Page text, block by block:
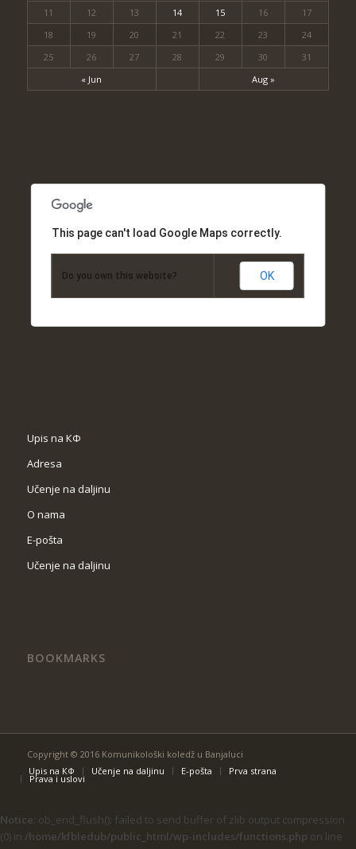
« Jun Aug »
11
12 13 14 15 16
17
18
19 20 21 22 23
24
25
26 27 28 29 30 31
This page can't load Google Maps correctly.
Do you own this website? OK
Upis na КФ
Adresa
Učenje na daljinu
O nama
Е-pošta
Učenje na daljinu
BOOKMARKS
Copyright © 2016 Komunikološki koledž u Banjaluci
Upis na КФ
Učenje na daljinu Е-pošta Prva strana
Prava i uslovi
Notice: ob_end_flush(): failed to send buffer of zlib output compression
(0) in /home/kfbledub/public_html/wp-includes/functions.php on line